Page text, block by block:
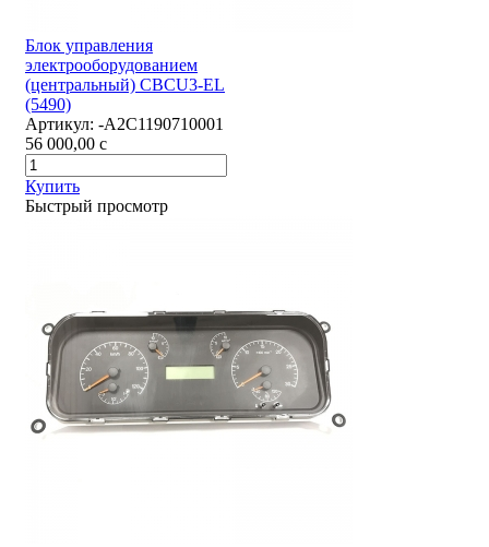
Блок управления
электрооборудованием
(центральный) CBCU3-EL
(5490)
Артикул: -А2С1190710001
56 000,00 c
Купить
Быстрый просмотр